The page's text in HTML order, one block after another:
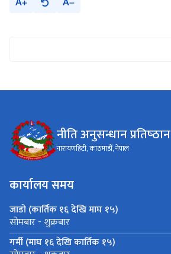
नीति अनुसन्धान प्रतिष्‍ठान
नारायणहिटी, काठमाडौँ, नेपाल
कार्यालय समय
जाडो (कार्तिक १६ देखि माघ १५)
सोमबार - शुक्रबार
गर्मी (माघ १६ देखि कार्तिक १५)